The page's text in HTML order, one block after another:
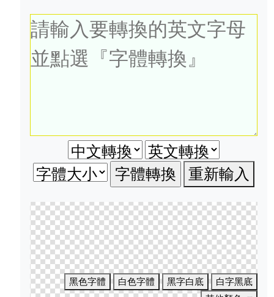
重新輸入
黑色字體 白色字體 黑字白底
白字黑底